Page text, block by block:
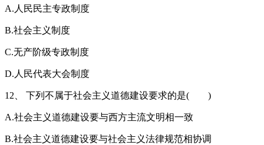
A.人民民主专政制度
B.社会主义制度
C.无产阶级专政制度
D.人民代表大会制度
12、 下列不属于社会主义道德建设要求的是( )
A.社会主义道德建设要与西方主流文明相一致
B.社会主义道德建设要与社会主义法律规范相协调